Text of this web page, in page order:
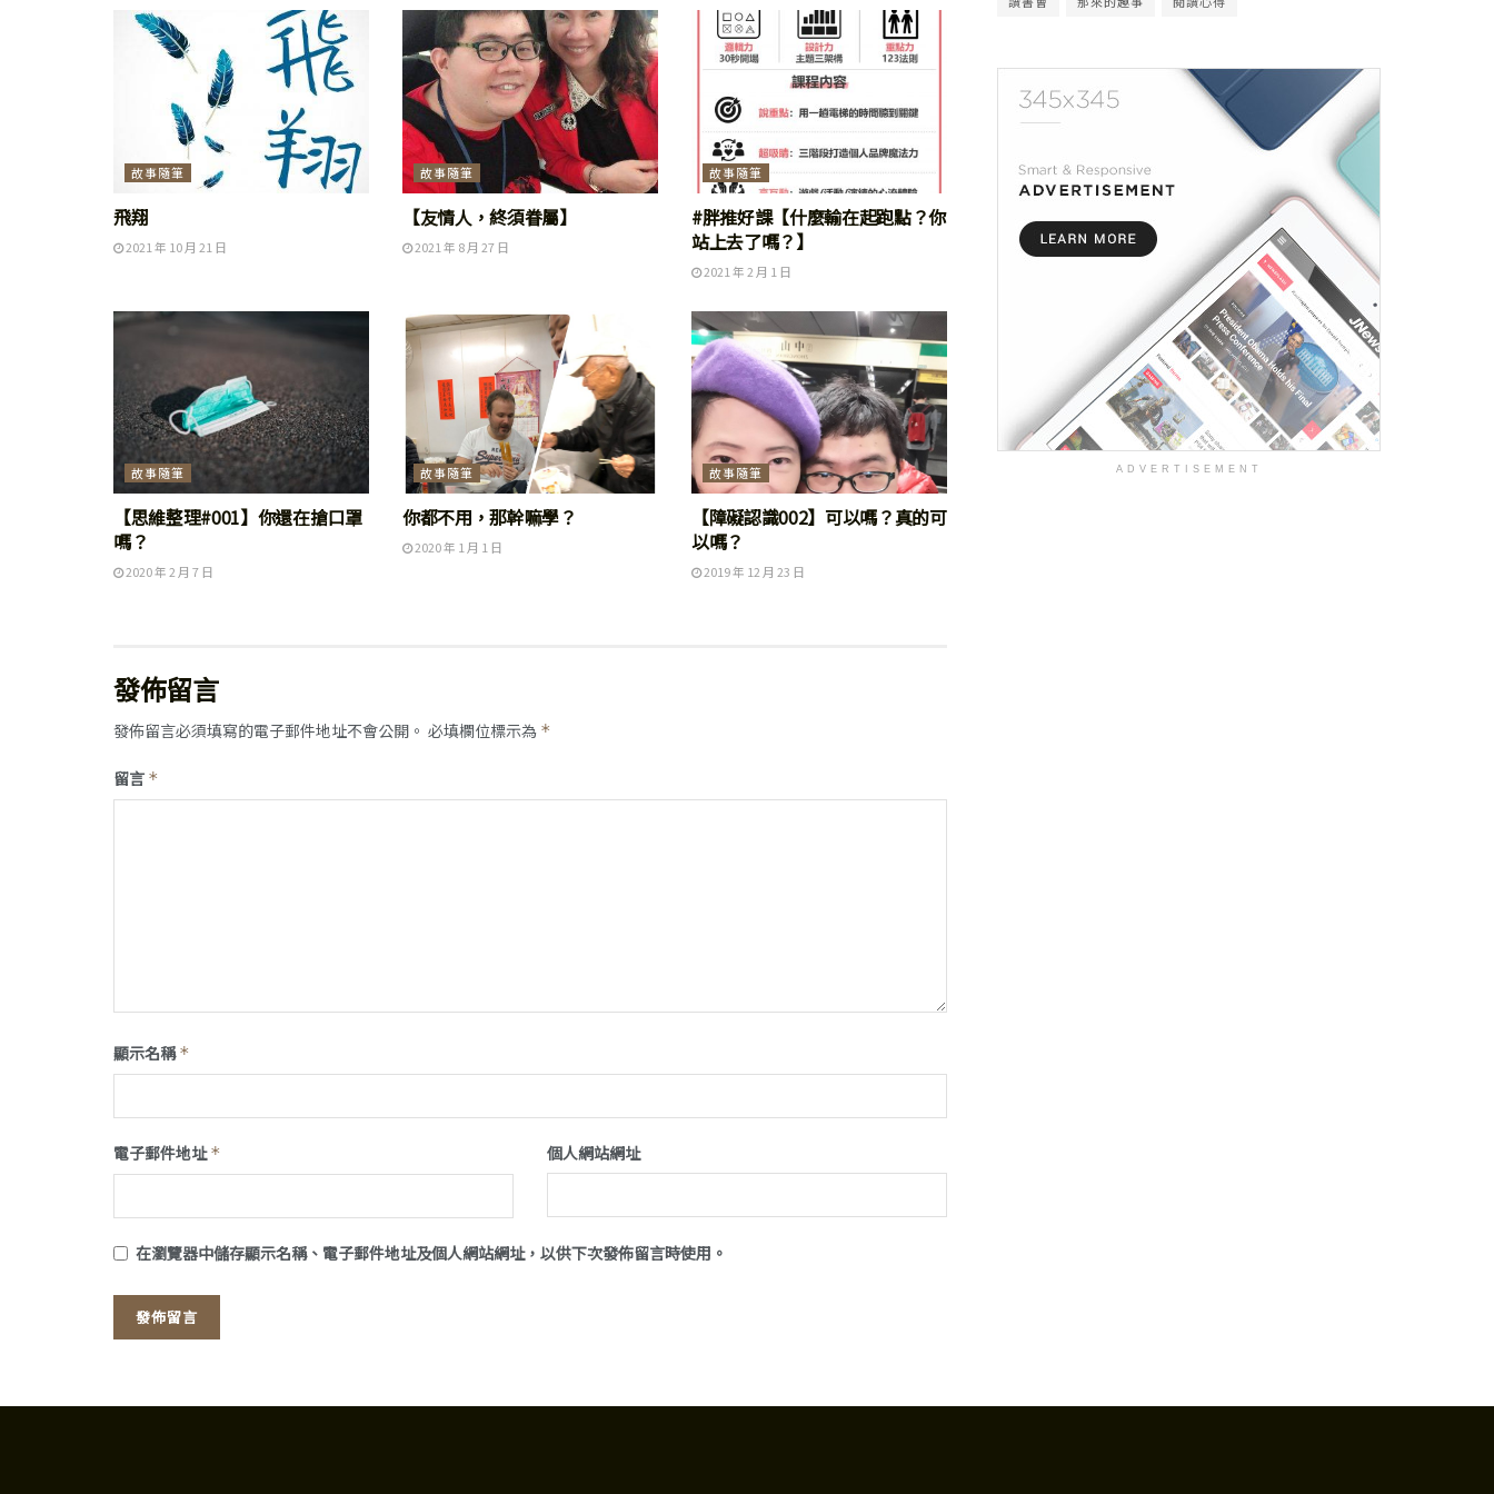
故事隨筆
飛翔
2021 年 10 月 21 日
故事隨筆
【友情人，終須眷屬】
2021 年 8 月 27 日
故事隨筆
#胖推好課【什麼輸在起跑點？你
站上去了嗎？】
2021 年 2 月 1 日
故事隨筆
【思維整理#001】你還在搶口罩
嗎？
2020 年 2 月 7 日
故事隨筆
你都不用，那幹嘛學？
2020 年 1 月 1 日
故事隨筆
【障礙認識002】可以嗎？真的可
以嗎？
2019 年 12 月 23 日
發佈留言
發佈留言必須填寫的電子郵件地址不會公開。 必填欄位標示為 *
留言 *
顯示名稱*
電子郵件地址* 個人網站網址
在瀏覽器中儲存顯示名稱、電子郵件地址及個人網站網址，以供下次發佈留言時使用。
ADVERTISEMENT